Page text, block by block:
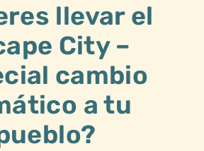
llevar el
City –
cambio
a tu